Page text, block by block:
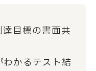
目標の書面共
かるテスト結